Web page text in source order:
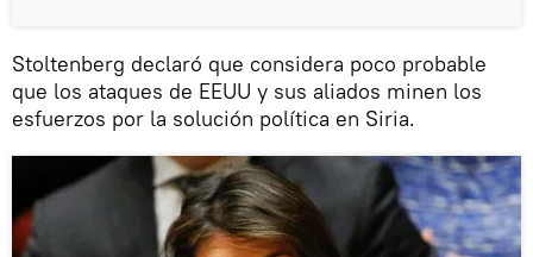
Stoltenberg declaró que considera poco probable
que los ataques de EEUU y sus aliados minen los
esfuerzos por la solución política en Siria.